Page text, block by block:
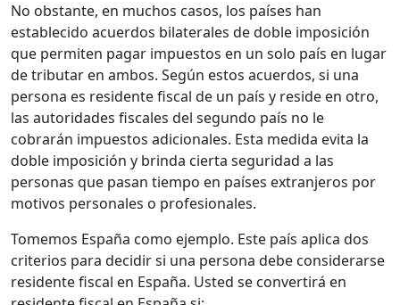
No obstante, en muchos casos, los países han
establecido acuerdos bilaterales de doble imposición
que permiten pagar impuestos en un solo país en lugar
de tributar en ambos. Según estos acuerdos, si una
persona es residente fiscal de un país y reside en otro,
las autoridades fiscales del segundo país no le
cobrarán impuestos adicionales. Esta medida evita la
doble imposición y brinda cierta seguridad a las
personas que pasan tiempo en países extranjeros por
motivos personales o profesionales.
Tomemos España como ejemplo. Este país aplica dos
criterios para decidir si una persona debe considerarse
residente fiscal en España. Usted se convertirá en